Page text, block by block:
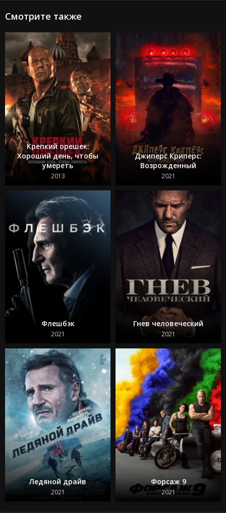
Смотрите также
Крепкий орешек:
Хороший день, чтобы
умереть
2013
Джиперс Криперс:
Возрожденный
2021
Флешбэк
2021
Гнев человеческий
2021
Ледяной драйв
2021
Форсаж 9
2021